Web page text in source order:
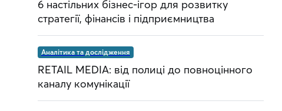
6 настільних бізнес-ігор для розвитку
стратегії, фінансів і підприємництва
Аналітика та дослідження
RETAIL MEDIA: від полиці до повноцінного
каналу комунікації